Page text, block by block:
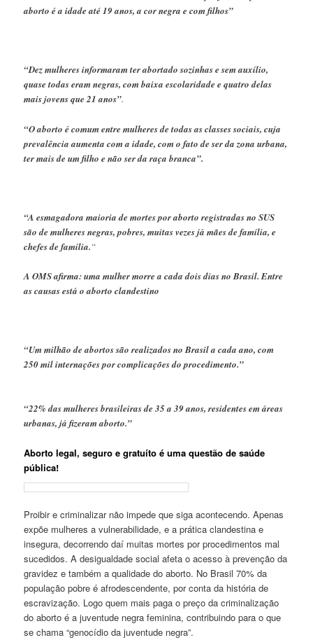
aborto é a idade até 19 anos, a cor negra e com filhos”
“Dez mulheres informaram ter abortado sozinhas e sem auxílio,
quase todas eram negras, com baixa escolaridade e quatro delas
mais jovens que 21 anos”.
“O aborto é comum entre mulheres de todas as classes sociais, cuja
prevalência aumenta com a idade, com o fato de ser da zona urbana,
ter mais de um filho e não ser da raça branca”.
“A esmagadora maioria de mortes por aborto registradas no SUS
são de mulheres negras, pobres, muitas vezes já mães de família, e
chefes de família.“
A OMS afirma: uma mulher morre a cada dois dias no Brasil. Entre
as causas está o aborto clandestino
“Um milhão de abortos são realizados no Brasil a cada ano, com
250 mil internações por complicações do procedimento.”
“22% das mulheres brasileiras de 35 a 39 anos, residentes em áreas
urbanas, já fizeram aborto.”
Aborto legal, seguro e gratuíto é uma questão de saúde
pública!
Proibir e criminalizar não impede que siga acontecendo. Apenas
expõe mulheres a vulnerabilidade, e a prática clandestina e
insegura, decorrendo daí muitas mortes por procedimentos mal
sucedidos. A desigualdade social afeta o acesso à prevenção da
gravidez e também a qualidade do aborto. No Brasil 70% da
população pobre é afrodescendente, por conta da história de
escravização. Logo quem mais paga o preço da criminalização
do aborto é a juventude negra feminina, contribuindo para o que
se chama “genocídio da juventude negra”.